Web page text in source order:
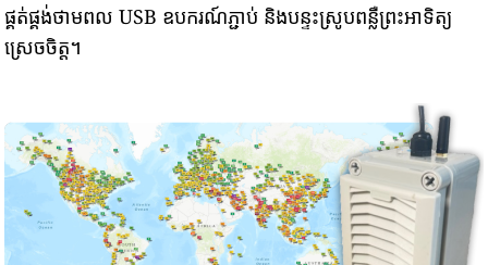
ផ្គត់ផ្គង់ថាមពល USB ឧបករណ៍ភ្ជាប់ និងបន្ទះស្រូបពន្លឺព្រះអាទិត្យ
ស្រេចចិត្ត។